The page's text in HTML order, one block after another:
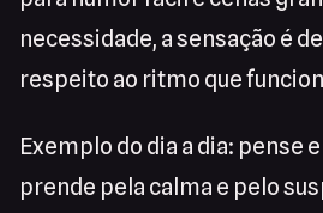
necessidade, a sensação é
respeito ao ritmo que
Exemplo do dia a dia: pense
prende pela calma e pelo